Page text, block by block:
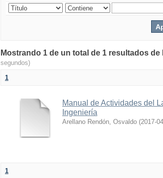
Mostrando 1 de un total de 1 resultados
segundos)
1
Manual de Actividades del
Ingeniería
Arellano Rendón, Osvaldo (2017-
1